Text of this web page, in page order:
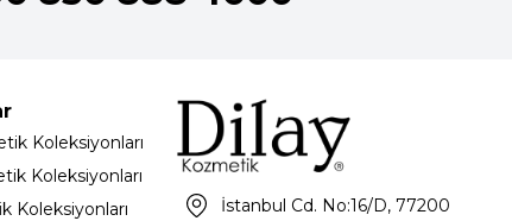
Koleksiyonları
Koleksiyonları
Koleksiyonları
İstanbul Cd. No:16/D, 77200